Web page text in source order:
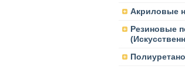
Акриловые
Резиновые